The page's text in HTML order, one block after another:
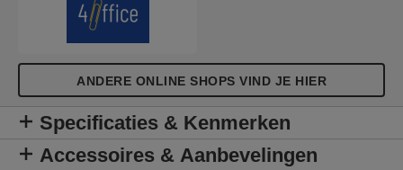
ANDERE ONLINE SHOPS VIND JE HIER
Specificaties & Kenmerken
Accessoires & Aanbevelingen